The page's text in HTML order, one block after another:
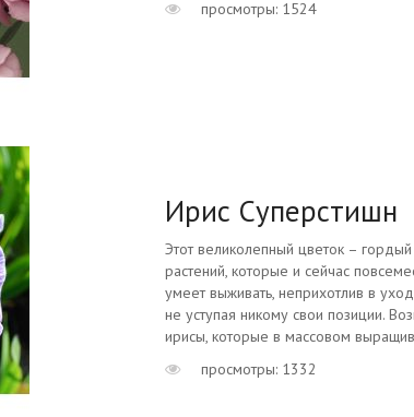
просмотры: 1524
Ирис Суперстишн
Этот великолепный цветок –
растений, которые и сейчас
умеет выживать, неприхотлив в
не уступая никому свои позиции.
ирисы, которые в массовом
просмотры: 1332